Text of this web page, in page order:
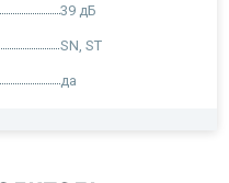
39 дБ
SN, ST
да